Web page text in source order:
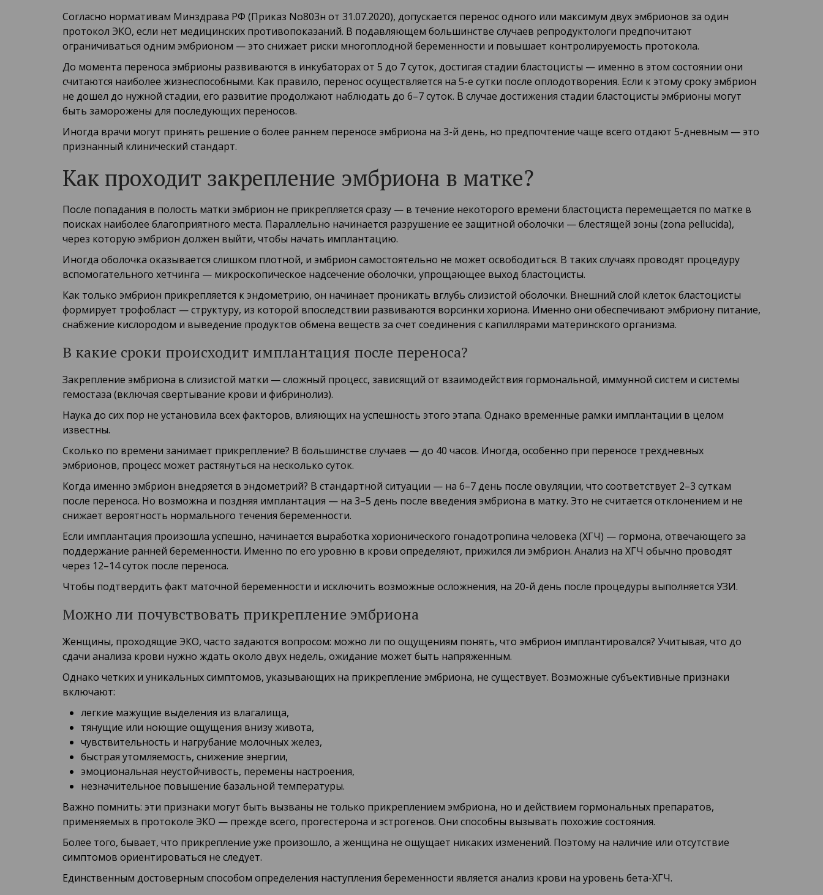
Согласно нормативам Минздрава РФ (Приказ No803н от 31.07.2020), допускается перенос одного или максимум двух эмбрионов за один
протокол ЭКО, если нет медицинских противопоказаний. В подавляющем большинстве случаев репродуктологи предпочитают
ограничиваться одним эмбрионом — это снижает риски многоплодной беременности и повышает контролируемость протокола.
До момента переноса эмбрионы развиваются в инкубаторах от 5 до 7 суток, достигая стадии бластоцисты — именно в этом состоянии они
считаются наиболее жизнеспособными. Как правило, перенос осуществляется на 5-е сутки после оплодотворения. Если к этому сроку эмбрион
не дошел до нужной стадии, его развитие продолжают наблюдать до 6–7 суток. В случае достижения стадии бластоцисты эмбрионы могут
быть заморожены для последующих переносов.
Иногда врачи могут принять решение о более раннем переносе эмбриона на 3-й день, но предпочтение чаще всего отдают 5-дневным — это
признанный клинический стандарт.
Как проходит закрепление эмбриона в матке?
После попадания в полость матки эмбрион не прикрепляется сразу — в течение некоторого времени бластоциста перемещается по матке в
поисках наиболее благоприятного места. Параллельно начинается разрушение ее защитной оболочки — блестящей зоны (zona pellucida),
через которую эмбрион должен выйти, чтобы начать имплантацию.
Иногда оболочка оказывается слишком плотной, и эмбрион самостоятельно не может освободиться. В таких случаях проводят процедуру
вспомогательного хетчинга — микроскопическое надсечение оболочки, упрощающее выход бластоцисты.
Как только эмбрион прикрепляется к эндометрию, он начинает проникать вглубь слизистой оболочки. Внешний слой клеток бластоцисты
формирует трофобласт — структуру, из которой впоследствии развиваются ворсинки хориона. Именно они обеспечивают эмбриону питание,
снабжение кислородом и выведение продуктов обмена веществ за счет соединения с капиллярами материнского организма.
В какие сроки происходит имплантация после переноса?
Закрепление эмбриона в слизистой матки — сложный процесс, зависящий от взаимодействия гормональной, иммунной систем и системы
гемостаза (включая свертывание крови и фибринолиз).
Наука до сих пор не установила всех факторов, влияющих на успешность этого этапа. Однако временные рамки имплантации в целом
известны.
Сколько по времени занимает прикрепление? В большинстве случаев — до 40 часов. Иногда, особенно при переносе трехдневных
эмбрионов, процесс может растянуться на несколько суток.
Когда именно эмбрион внедряется в эндометрий? В стандартной ситуации — на 6–7 день после овуляции, что соответствует 2–3 суткам
после переноса. Но возможна и поздняя имплантация — на 3–5 день после введения эмбриона в матку. Это не считается отклонением и не
снижает вероятность нормального течения беременности.
Если имплантация произошла успешно, начинается выработка хорионического гонадотропина человека (ХГЧ) — гормона, отвечающего за
поддержание ранней беременности. Именно по его уровню в крови определяют, прижился ли эмбрион. Анализ на ХГЧ обычно проводят
через 12–14 суток после переноса.
Чтобы подтвердить факт маточной беременности и исключить возможные осложнения, на 20-й день после процедуры выполняется УЗИ.
Можно ли почувствовать прикрепление эмбриона
Женщины, проходящие ЭКО, часто задаются вопросом: можно ли по ощущениям понять, что эмбрион имплантировался? Учитывая, что до
сдачи анализа крови нужно ждать около двух недель, ожидание может быть напряженным.
Однако четких и уникальных симптомов, указывающих на прикрепление эмбриона, не существует. Возможные субъективные признаки
включают:
легкие мажущие выделения из влагалища,
тянущие или ноющие ощущения внизу живота,
чувствительность и нагрубание молочных желез,
быстрая утомляемость, снижение энергии,
эмоциональная неустойчивость, перемены настроения,
незначительное повышение базальной температуры.
Важно помнить: эти признаки могут быть вызваны не только прикреплением эмбриона, но и действием гормональных препаратов,
применяемых в протоколе ЭКО — прежде всего, прогестерона и эстрогенов. Они способны вызывать похожие состояния.
Более того, бывает, что прикрепление уже произошло, а женщина не ощущает никаких изменений. Поэтому на наличие или отсутствие
симптомов ориентироваться не следует.
Единственным достоверным способом определения наступления беременности является анализ крови на уровень бета-ХГЧ.